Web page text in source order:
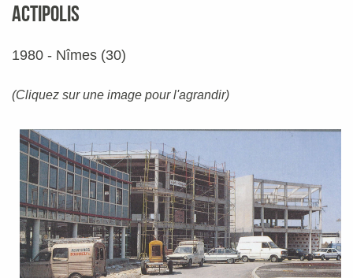
ACTIPOLIS
1980 - Nîmes (30)
(Cliquez sur une image pour l'agrandir)